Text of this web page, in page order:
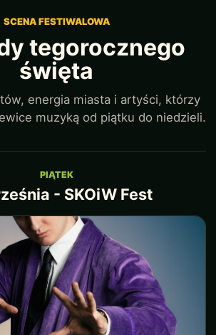
SCENA FESTIWALOWA
tegorocznego
święta
energia miasta i artyści, którzy
muzyką od piątku do niedzieli.
PIĄTEK
- SKOiW Fest